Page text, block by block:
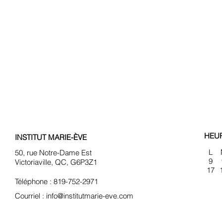
INSTITUT MARIE-ÈVE
50, rue Notre-Dame Est
Victoriaville, QC, G6P3Z1
L
9
17
Téléphone : 819-752-2971
Courriel : info@institutmarie-eve.com